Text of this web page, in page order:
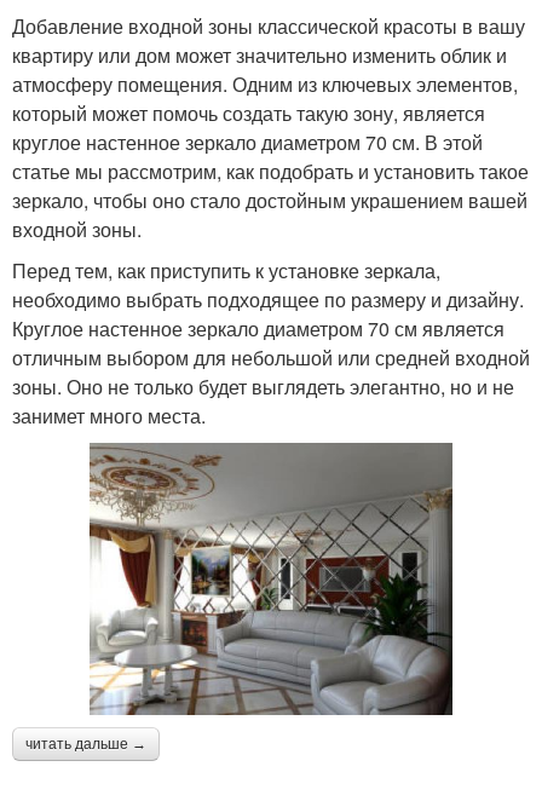
Добавление входной зоны классической красоты в вашу
квартиру или дом может значительно изменить облик и
атмосферу помещения. Одним из ключевых элементов,
который может помочь создать такую зону, является
круглое настенное зеркало диаметром 70 см. В этой
статье мы рассмотрим, как подобрать и установить такое
зеркало, чтобы оно стало достойным украшением вашей
входной зоны.
Перед тем, как приступить к установке зеркала,
необходимо выбрать подходящее по размеру и дизайну.
Круглое настенное зеркало диаметром 70 см является
отличным выбором для небольшой или средней входной
зоны. Оно не только будет выглядеть элегантно, но и не
занимет много места.
читать дальше →